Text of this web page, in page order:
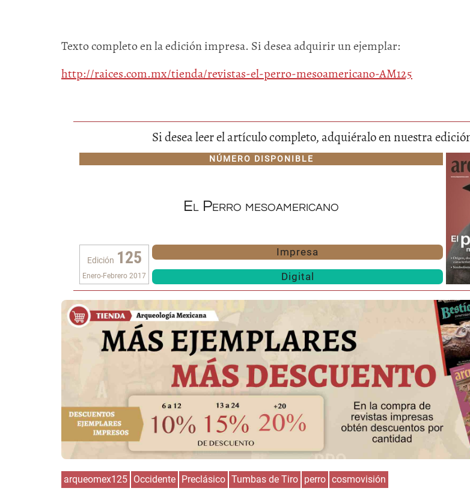
Texto completo en la edición impresa. Si desea adquirir un ejemplar:
http://raices.com.mx/tienda/revistas-el-perro-mesoamericano-AM125
Si desea leer el artículo completo, adquiéralo en nuestra
NÚMERO DISPONIBLE
El Perro mesoamericano
Edición 125
Enero-Febrero 2017
Impresa
Digital
arqueomex125 Occidente Preclásico Tumbas de Tiro perro cosmovisión